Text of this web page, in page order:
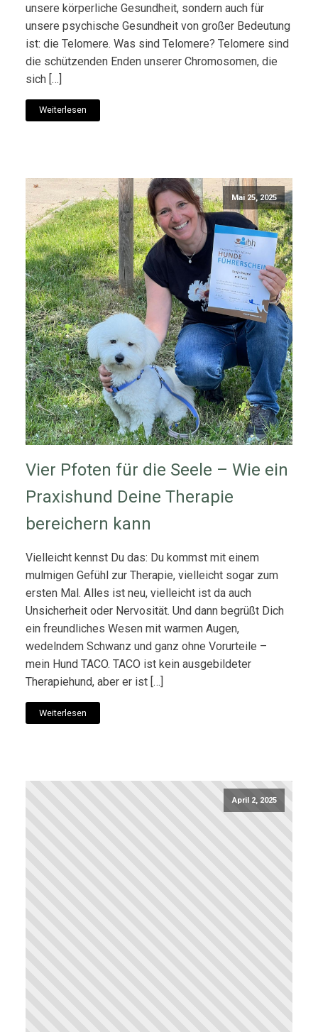
unsere körperliche Gesundheit, sondern auch für
unsere psychische Gesundheit von großer Bedeutung
ist: die Telomere. Was sind Telomere? Telomere sind
die schützenden Enden unserer Chromosomen, die
sich […]
Weiterlesen
Mai 25, 2025
Vier Pfoten für die Seele – Wie ein
Praxishund Deine Therapie
bereichern kann
Vielleicht kennst Du das: Du kommst mit einem
mulmigen Gefühl zur Therapie, vielleicht sogar zum
ersten Mal. Alles ist neu, vielleicht ist da auch
Unsicherheit oder Nervosität. Und dann begrüßt Dich
ein freundliches Wesen mit warmen Augen,
wedelndem Schwanz und ganz ohne Vorurteile –
mein Hund TACO. TACO ist kein ausgebildeter
Therapiehund, aber er ist […]
Weiterlesen
April 2, 2025